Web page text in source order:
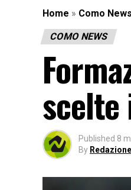
Home » Como News
COMO NEWS
scelte
Published 8
By